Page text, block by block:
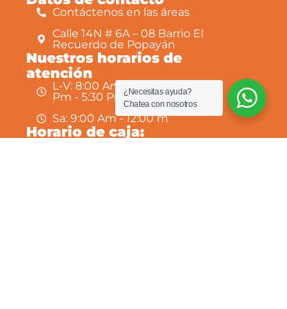
Contáctenos en las áreas
Calle 14N # 6A – 08 Barrio El
Recuerdo de Popayán
Nuestros horarios de
atención
L-V: 8:00 Am - 12:30 Pm y 2:00
Pm - 5:30 Pm
Sa: 9:00 Am - 12:00 m
Horario de caja:
¿Necesitas ayuda?
Chatea con nosotros